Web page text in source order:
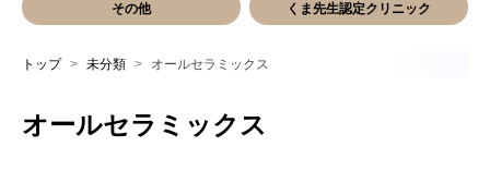
その他 くま先生認定クリニック
トップ 未分類 オールセラミックス
オールセラミックス